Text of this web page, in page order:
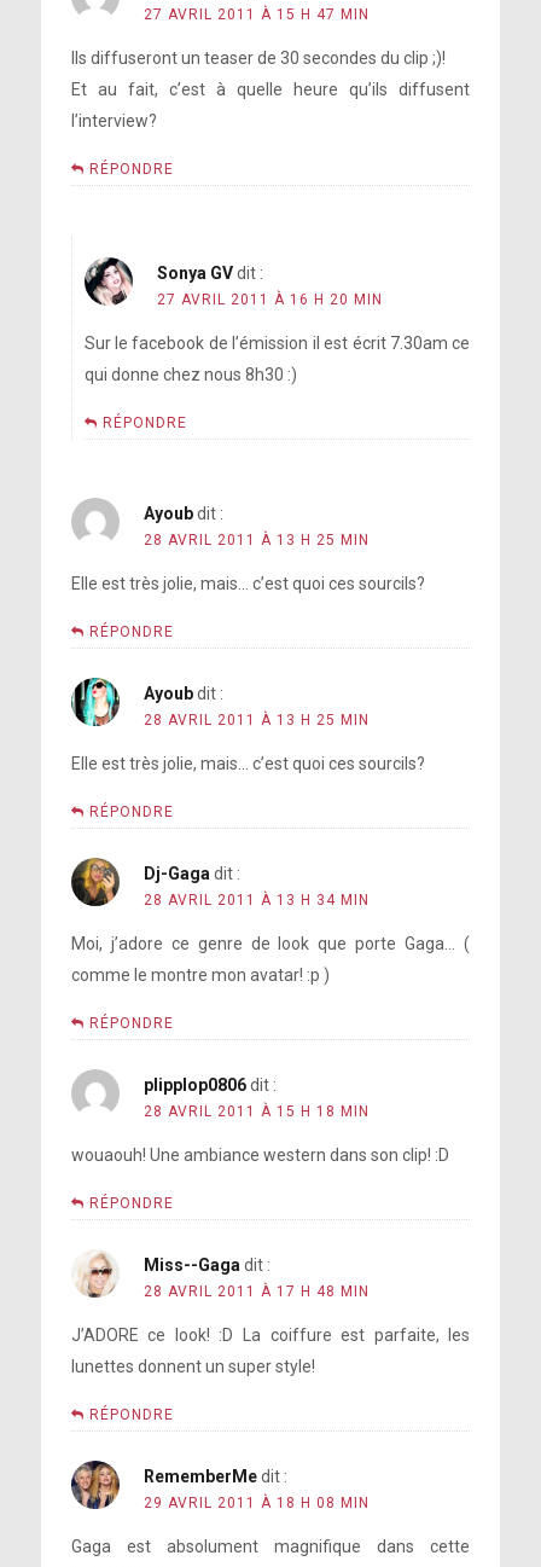
27 AVRIL 2011 À 15 H 47 MIN
Ils diffuseront un teaser de 30 secondes du clip ;)!
Et au fait, c’est à quelle heure qu’ils diffusent
l’interview?
RÉPONDRE
Sonya GV dit :
27 AVRIL 2011 À 16 H 20 MIN
Sur le facebook de l’émission il est écrit 7.30am ce
qui donne chez nous 8h30 :)
RÉPONDRE
Ayoub dit :
28 AVRIL 2011 À 13 H 25 MIN
Elle est très jolie, mais… c’est quoi ces sourcils?
RÉPONDRE
Ayoub dit :
28 AVRIL 2011 À 13 H 25 MIN
Elle est très jolie, mais… c’est quoi ces sourcils?
RÉPONDRE
Dj-Gaga dit :
28 AVRIL 2011 À 13 H 34 MIN
Moi, j’adore ce genre de look que porte Gaga… (
comme le montre mon avatar! :p )
RÉPONDRE
plipplop0806 dit :
28 AVRIL 2011 À 15 H 18 MIN
wouaouh! Une ambiance western dans son clip! :D
RÉPONDRE
Miss--Gaga dit :
28 AVRIL 2011 À 17 H 48 MIN
J’ADORE ce look! :D La coiffure est parfaite, les
lunettes donnent un super style!
RÉPONDRE
RememberMe dit :
29 AVRIL 2011 À 18 H 08 MIN
Gaga est absolument magnifique dans cette